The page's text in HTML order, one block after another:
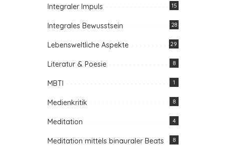
Integraler Impuls 15
Integrales Bewusstsein 28
Lebensweltliche Aspekte 29
Literatur & Poesie 8
MBTI 1
Medienkritik 8
Meditation 4
Meditation mittels binauraler Beats 8